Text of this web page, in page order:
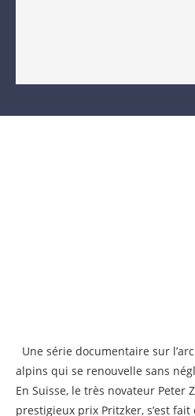
Une série documentaire sur
alpins qui se renouvelle sans
En Suisse, le très novateur Peter
prestigieux prix Pritzker, s’est